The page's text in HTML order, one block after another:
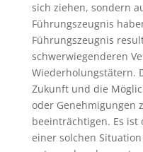
sich ziehen, sondern
Führungszeugnis
Führungszeugnis
schwerwiegenderen
Wiederholungstätern.
Zukunft und die
oder Genehmigungen
beeinträchtigen. Es
einer solchen